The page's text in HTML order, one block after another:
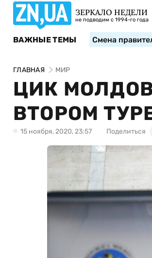
ЗЕРКАЛО НЕДЕЛИ
не подводим с 1994-го года
ВАЖНЫЕ ТЕМЫ Смена
ГЛАВНАЯ МИР
ЦИК
ВТОРОМ
15 ноября, 2020, 23:57 Поделиться